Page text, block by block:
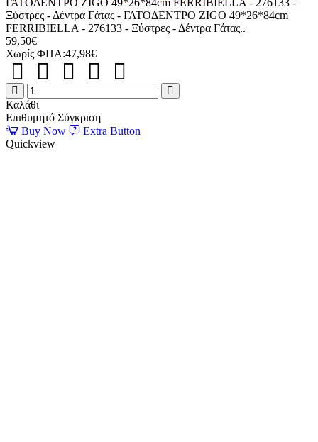
Ξύστρες - Δέντρα Γάτας - ΓΑΤΟΔΕΝΤΡΟ ZIGO 49*26*84cm
FERRIBIELLA - 276133 - Ξύστρες - Δέντρα Γάτας..
59,50€
Χωρίς ΦΠΑ:47,98€
ΓΑΤΟΔΕΝΤΡΟ
ZIGO
49*26*84cm
FERRIBIELLA
Καλάθι
Επιθυμητό Σύγκριση
Buy Now
Extra Button
Quickview